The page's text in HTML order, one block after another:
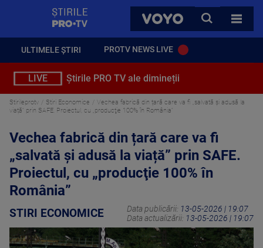
VOYO
CAUTA
TOATE
ULTIMELE ȘTIRI PROTV NEWS LIVE
LIVE Știrile PRO TV ale dimineții
Stirileprotv Stiri Economice
Vechea fabrică din țară care va fi „salvată și adusă la
viață” prin SAFE. Proiectul, cu „producţie 100% în România”
Vechea fabrică din țară care va fi
„salvată și adusă la viață” prin SAFE.
Proiectul, cu „producţie 100% în
România”
STIRI ECONOMICE Data publicării: 13-05-2026 | 19:07
Data actualizării: 13-05-2026 | 19:07